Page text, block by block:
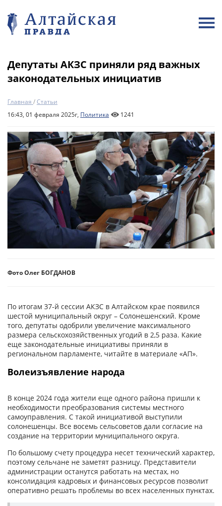
Депутаты АКЗС приняли ряд важных
законодательных инициатив
Главная /Статьи
16:43, 01 февраля 2025г, Политика 1241
Фото Олег БОГДАНОВ
По итогам 37-й сессии АКЗС в Алтайском крае появился
шестой муниципальный округ – Солонешенский. Кроме
того, депутаты одобрили увеличение максимального
размера сельскохозяйственных угодий в 2,5 раза. Какие
еще законодательные инициа­тивы приняли в
региональном парламенте, читайте в материале «АП».
Волеизъявление народа
В конце 2024 года жители еще одного района пришли к
необходимости преобразования системы местного
самоуправления. С такой инициативой выступили
солонешенцы. Все восемь сельсоветов дали согласие на
создание на территории муниципального округа.
По большому счету процедура несет технический характер,
поэтому сельчане не заметят разницу. Представители
администрации останутся работать на местах, но
консолидация кадровых и финансовых ресурсов позволит
оперативно решать проблемы во всех населенных пунктах.